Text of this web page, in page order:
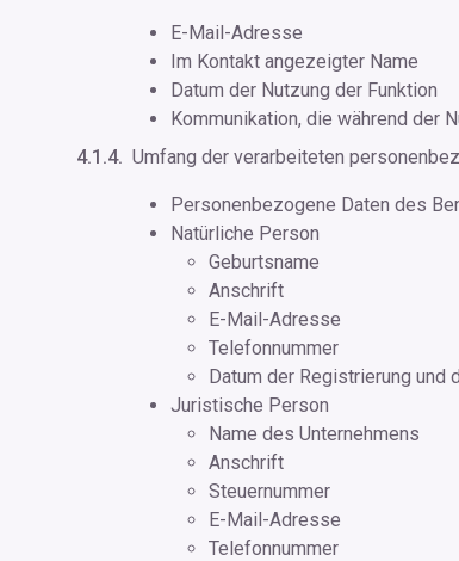
E-Mail-Adresse
Im Kontakt angezeigter Name
Datum der Nutzung der Funktion
Kommunikation, die während der
Umfang der verarbeiteten
Personenbezogene Daten des
Natürliche Person
Geburtsname
Anschrift
E-Mail-Adresse
Telefonnummer
Datum der Registrierung und
Juristische Person
Name des Unternehmens
Anschrift
Steuernummer
E-Mail-Adresse
Telefonnummer